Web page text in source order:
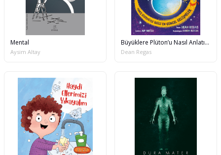
Mental
Aysim Altay
Büyüklere Plüton’u Nasıl Anlatırsın?
Dean Regas